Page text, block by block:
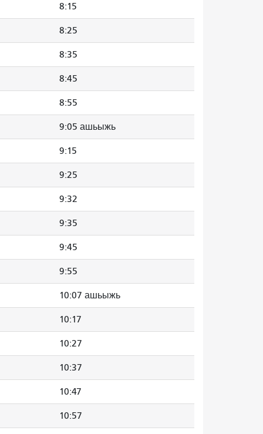
8:15
8:25
8:35
8:45
8:55
9:05 ашьыжь
9:15
9:25
9:32
9:35
9:45
9:55
10:07 ашьыжь
10:17
10:27
10:37
10:47
10:57